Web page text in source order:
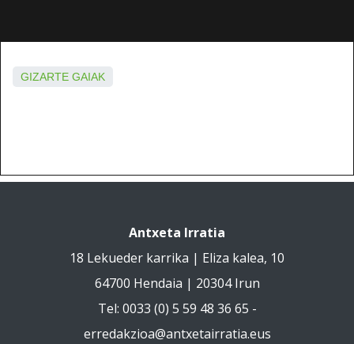
GIZARTE GAIAK
Antxeta Irratia
18 Lekueder karrika | Eliza kalea, 10
64700 Hendaia | 20304 Irun
Tel: 0033 (0) 5 59 48 36 65 -
erredakzioa@antxetairratia.eus